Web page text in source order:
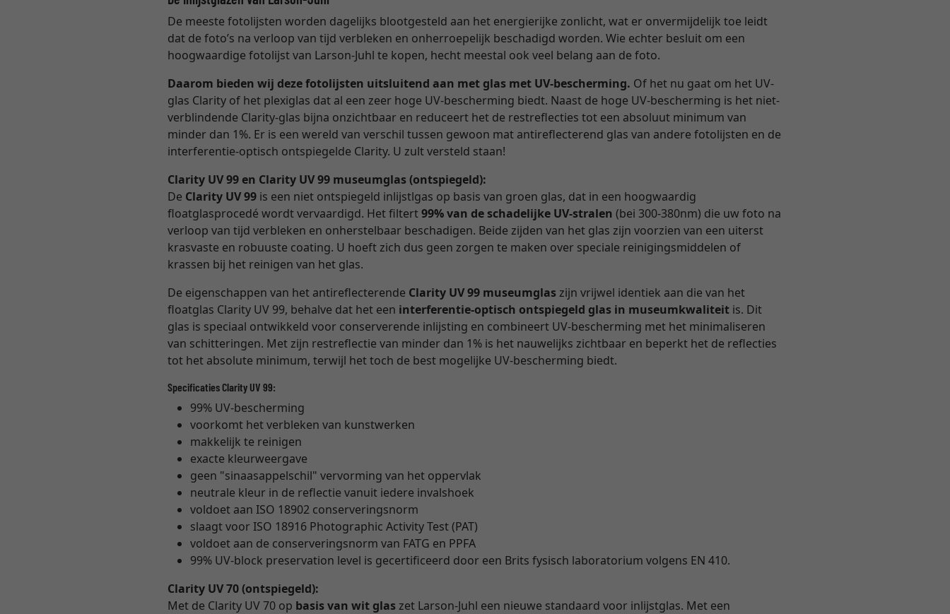
De meeste fotolijsten worden dagelijks blootgesteld aan het energierijke zonlicht, wat er onvermijdelijk toe leidt
dat de foto’s na verloop van tijd verbleken en onherroepelijk beschadigd worden. Wie echter besluit om een
hoogwaardige fotolijst van Larson-Juhl te kopen, hecht meestal ook veel belang aan de foto.
Daarom bieden wij deze fotolijsten uitsluitend aan met glas met UV-bescherming. Of het nu gaat om het UV-
glas Clarity of het plexiglas dat al een zeer hoge UV-bescherming biedt. Naast de hoge UV-bescherming is het niet-
verblindende Clarity-glas bijna onzichtbaar en reduceert het de restreflecties tot een absoluut minimum van
minder dan 1%. Er is een wereld van verschil tussen gewoon mat antireflecterend glas van andere fotolijsten en de
interferentie-optisch ontspiegelde Clarity. U zult versteld staan!
Clarity UV 99 en Clarity UV 99 museumglas (ontspiegeld):
De Clarity UV 99 is een niet ontspiegeld inlijstlgas op basis van groen glas, dat in een hoogwaardig
floatglasprocedé wordt vervaardigd. Het filtert99% van de schadelijke UV-stralen (bei 300-380nm) die uw foto na
verloop van tijd verbleken en onherstelbaar beschadigen. Beide zijden van het glas zijn voorzien van een uiterst
krasvaste en robuuste coating. U hoeft zich dus geen zorgen te maken over speciale reinigingsmiddelen of
krassen bij het reinigen van het glas.
De eigenschappen van het antireflecterende Clarity UV 99 museumglaszijn vrijwel identiek aan die van het
floatglas Clarity UV 99, behalve dat het een interferentie-optisch ontspiegeld glas in museumkwaliteit is. Dit
glas is speciaal ontwikkeld voor conserverende inlijsting en combineert UV-bescherming met het minimaliseren
van schitteringen. Met zijn restreflectie van minder dan 1% is het nauwelijks zichtbaar en beperkt het de reflecties
tot het absolute minimum, terwijl het toch de best mogelijke UV-bescherming biedt.
Specificaties Clarity UV 99:
99% UV-bescherming
voorkomt het verbleken van kunstwerken
makkelijk te reinigen
exacte kleurweergave
geen "sinaasappelschil" vervorming van het oppervlak
neutrale kleur in de reflectie vanuit iedere invalshoek
voldoet aan ISO 18902 conserveringsnorm
slaagt voor ISO 18916 Photographic Activity Test (PAT)
voldoet aan de conserveringsnorm van FATG en PPFA
99% UV-block preservation level is gecertificeerd door een Brits fysisch laboratorium volgens EN 410.
Clarity UV 70 (ontspiegeld):
Met de Clarity UV 70 op basis van wit glaszet Larson-Juhl een nieuwe standaard voor inlijstglas. Met een